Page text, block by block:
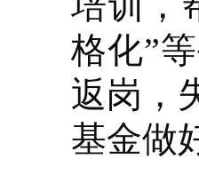
格化”
返岗，
基金做